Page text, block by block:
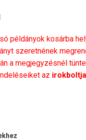
példányok kosárba
szeretnének
a megjegyzésnél
az